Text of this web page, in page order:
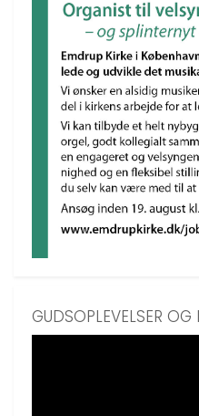
GUDSOPLEVELSER OG